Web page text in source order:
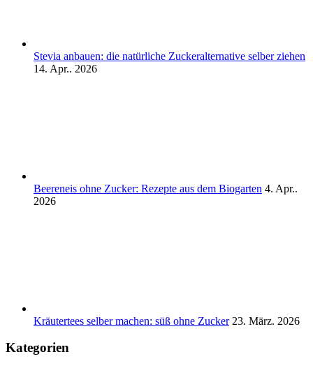
Stevia anbauen: die natürliche Zuckeralternative selber ziehen
14. Apr.. 2026
Beereneis ohne Zucker: Rezepte aus dem Biogarten 4. Apr..
2026
Kräutertees selber machen: süß ohne Zucker 23. März. 2026
Kategorien